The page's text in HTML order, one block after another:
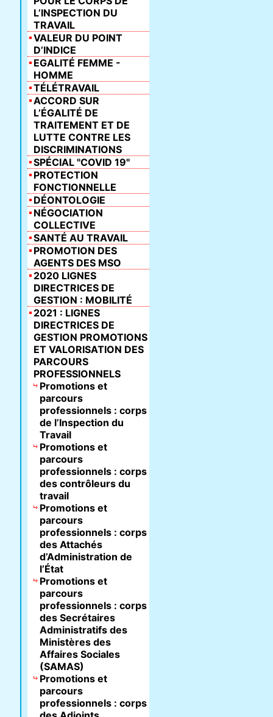
L’INSPECTION DU
TRAVAIL
VALEUR DU POINT
D’INDICE
EGALITÉ FEMME -
HOMME
TÉLÉTRAVAIL
ACCORD SUR
L’ÉGALITÉ DE
TRAITEMENT ET DE
LUTTE CONTRE LES
DISCRIMINATIONS
SPÉCIAL "COVID 19"
PROTECTION
FONCTIONNELLE
DÉONTOLOGIE
NÉGOCIATION
COLLECTIVE
SANTÉ AU TRAVAIL
PROMOTION DES
AGENTS DES MSO
2020 LIGNES
DIRECTRICES DE
GESTION : MOBILITÉ
2021 : LIGNES
DIRECTRICES DE
GESTION PROMOTIONS
ET VALORISATION DES
PARCOURS
PROFESSIONNELS
Promotions et
parcours
professionnels : corps
de l’Inspection du
Travail
Promotions et
parcours
professionnels : corps
des contrôleurs du
travail
Promotions et
parcours
professionnels : corps
des Attachés
d’Administration de
l’État
Promotions et
parcours
professionnels : corps
des Secrétaires
Administratifs des
Ministères des
Affaires Sociales
(SAMAS)
Promotions et
parcours
professionnels : corps